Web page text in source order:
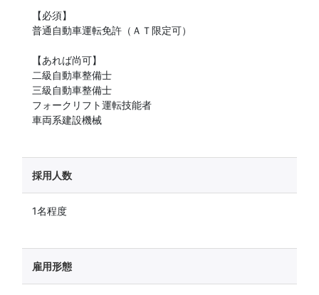
【必須】
普通自動車運転免許（ＡＴ限定可）
【あれば尚可】
二級自動車整備士
三級自動車整備士
フォークリフト運転技能者
車両系建設機械
採用人数
1名程度
雇用形態